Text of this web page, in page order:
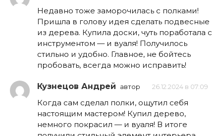
Недавно тоже заморочилась с полками!
Пришла в голову идея сделать подвесные
из дерева. Купила доски, чуть поработала с
инструментом — и вуаля! Получилось
стильно и удобно. Главное, не бойтесь
пробовать, всегда можно исправить!
Кузнецов Андрей автор 26.12.2024 в 07:09
Когда сам сделал полки, ощутил себя
настоящим мастером! Купил дерево,
немного покрасил — и вуаля! В итоге